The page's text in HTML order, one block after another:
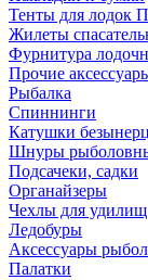
Тенты для лодок
Жилеты
Фурнитура
Прочие
Рыбалка
Спиннинги
Катушки
Шнуры
Подсачеки, садки
Органайзеры
Чехлы для удилищ
Ледобуры
Аксессуары
Палатки